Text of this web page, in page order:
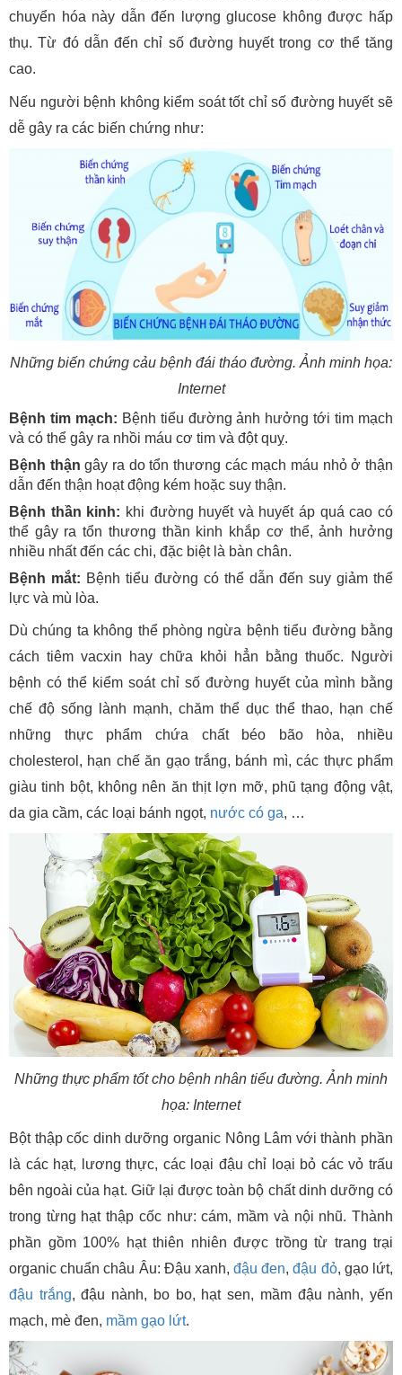
chuyển hóa này dẫn đến lượng glucose không được hấp
thụ. Từ đó dẫn đến chỉ số đường huyết trong cơ thể tăng
cao.
Nếu người bệnh không kiểm soát tốt chỉ số đường huyết sẽ
dễ gây ra các biến chứng như:
Những biến chứng cảu bệnh đái tháo đường. Ảnh minh họa:
Internet
Bệnh tim mạch: Bệnh tiểu đường ảnh hưởng tới tim mạch
và có thể gây ra nhồi máu cơ tim và đột quỵ.
Bệnh thận gây ra do tổn thương các mạch máu nhỏ ở thận
dẫn đến thận hoạt động kém hoặc suy thận.
Bệnh thần kinh: khi đường huyết và huyết áp quá cao có
thể gây ra tổn thương thần kinh khắp cơ thể, ảnh hưởng
nhiều nhất đến các chi, đặc biệt là bàn chân.
Bệnh mắt: Bệnh tiểu đường có thể dẫn đến suy giảm thể
lực và mù lòa.
Dù chúng ta không thể phòng ngừa bệnh tiểu đường bằng
cách tiêm vacxin hay chữa khỏi hẳn bằng thuốc. Người
bệnh có thể kiểm soát chỉ số đường huyết của mình bằng
chế độ sống lành mạnh, chăm thể dục thể thao, hạn chế
những thực phẩm chứa chất béo bão hòa, nhiều
cholesterol, hạn chế ăn gạo trắng, bánh mì, các thực phẩm
giàu tinh bột, không nên ăn thịt lợn mỡ, phũ tạng động vật,
da gia cầm, các loại bánh ngọt, nước có ga, …
Những thực phẩm tốt cho bệnh nhân tiểu đường. Ảnh minh
họa: Internet
Bột thập cốc dinh dưỡng organic Nông Lâm với thành phần
là các hạt, lương thực, các loại đậu chỉ loại bỏ các vỏ trấu
bên ngoài của hạt. Giữ lại được toàn bộ chất dinh dưỡng có
trong từng hạt thập cốc như: cám, mầm và nội nhũ. Thành
phần gồm 100% hạt thiên nhiên được trồng từ trang trại
organic chuẩn châu Âu: Đậu xanh,đậu đen,đậu đỏ, gạo lứt,
đậu trắng, đậu nành, bo bo, hạt sen, mầm đậu nành, yến
mạch, mè đen, mầm gạo lứt.